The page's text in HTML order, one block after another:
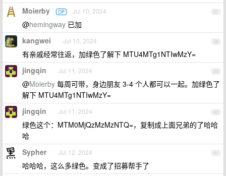
37
Moierby OP Jul 10, 2024
@hemingway 已加
38
kangwei Jul 10, 2024
有亲戚经常往返，加绿色了解下 MTU4MTg1NTIwMzY=
39
jingqin Jul 11, 2024
@Moierby 每周可带，身边朋友 3-4 个人都可以一起。加绿色了
解下 MTU4MTg1NTIwMzY=
40
jingqin Jul 11, 2024
绿色这个：MTM0MjQzMzMzNTQ=，复制成上面兄弟的了哈哈
哈
41
Sypher Jul 12, 2024
哈哈哈，这么多绿色。变成了招募帮手了